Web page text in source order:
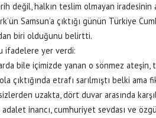
değil, halkın teslim olmayan
Samsun’a çıktığı günün Türkiye
biri olduğunu belirtti.
ifadelere yer verdi:
bile içimizde yanan o sönmez ateşin,
çıktığında etrafı sarılmıştı belki
uzakta, dört duvar arasında
inancı, cumhuriyet sevdası ve